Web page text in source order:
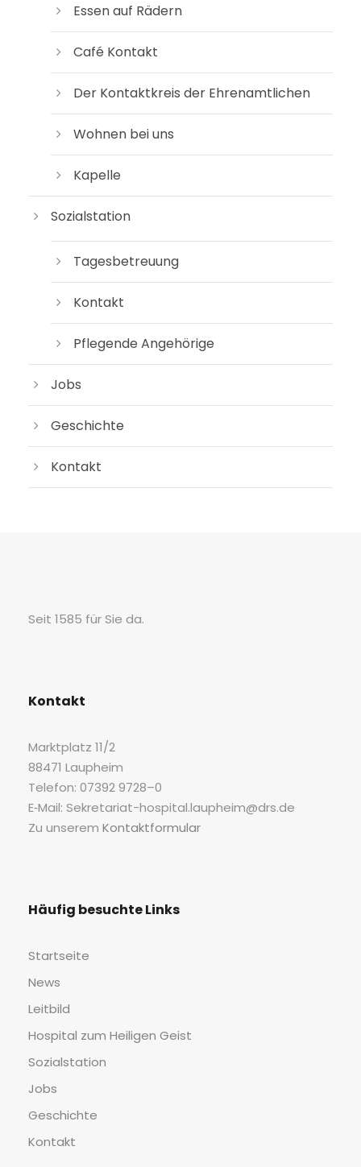
Essen auf Rädern
Café Kon­takt
Der Kon­takt­kreis der Ehrenamtlichen
Woh­nen bei uns
Kapel­le
Sozi­al­sta­ti­on
Tages­be­treu­ung
Kon­takt
Pfle­gen­de Angehörige
Jobs
Geschich­te
Kon­takt
Seit 1585 für Sie da.
Kon­takt
Markt­platz 11/2
88471 Laupheim
Tele­fon: 07392 9728–0
E‑Mail: Sekretariat-hospital.laupheim@drs.de
Zu unse­rem Kon­takt­for­mu­lar
Häu­fig besuch­te Links
Start­sei­te
News
Leit­bild
Hos­pi­tal zum Hei­li­gen Geist
Sozi­al­sta­ti­on
Jobs
Geschich­te
Kon­takt